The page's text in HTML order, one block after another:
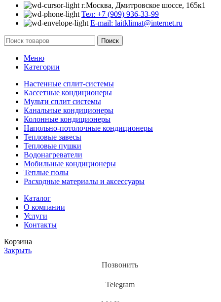
г.Москва, Дмитровское шоссе, 165к1
Тел: +7 (909) 936-33-99
E-mail: laitklimat@internet.ru
Поиск
Меню
Категории
Настенные сплит-системы
Кассетные кондиционеры
Мульти сплит системы
Канальные кондиционеры
Колонные кондиционеры
Напольно-потолочные кондиционеры
Тепловые завесы
Тепловые пушки
Водонагреватели
Мобильные кондиционеры
Теплые полы
Расходные материалы и аксессуары
Каталог
О компании
Услуги
Контакты
Корзина
Закрыть
Позвонить
Telegram